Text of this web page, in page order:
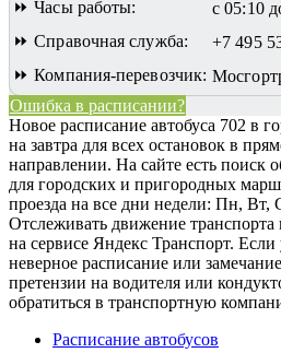
⏩ Часы работы:
с 05:10
⏩ Справочная служба:
+7 495
⏩ Компания-перевозчик:
Ошибка в расписании?
Новое расписание автобуса 702 в
на завтра для всех остановок в
направлении. На сайте есть поиск
для городских и пригородных
проезда на все дни недели: Пн,
Отслеживать движение
на сервисе Яндекс Транспорт.
неверное расписание или
претензии на водителя или
обратиться в транспортную
Расписание автобусов